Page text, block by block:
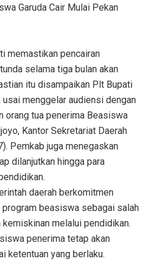
Garuda Cair Mulai Pekan
memastikan pencairan
selama tiga bulan akan
itu disampaikan Plt Bupati
usai menggelar audiensi dengan
orang tua penerima Beasiswa
Kantor Sekretariat Daerah
Pemkab juga menegaskan
dilanjutkan hingga para
daerah berkomitmen
beasiswa sebagai salah
melalui pendidikan.
penerima tetap akan
ketentuan yang berlaku.